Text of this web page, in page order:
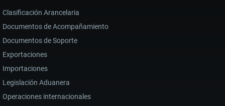
Clasificación Arancelaria
Documentos de Acompañamiento
Documentos de Soporte
Exportaciones
Importaciones
Legislación Aduanera
Operaciones internacionales